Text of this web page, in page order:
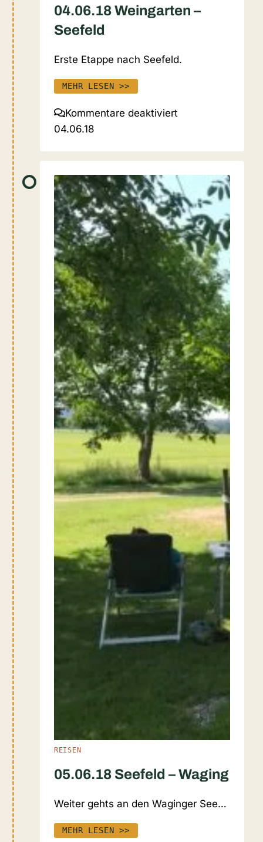
04.06.18 Weingarten –
Seefeld
Erste Etappe nach Seefeld.
MEHR LESEN >>
Kommentare deaktiviert
–
Seefeld
04.06.18
REISEN
05.06.18 Seefeld – Waging
Weiter gehts an den Waginger See…
MEHR LESEN >>